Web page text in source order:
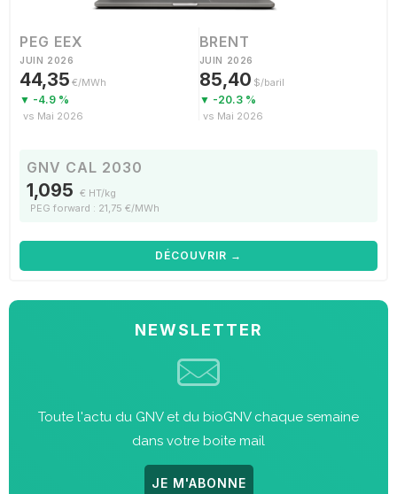
PEG EEX
JUIN 2026
44,35 €/MWh
▼ -4.9 %
vs Mai 2026
BRENT
JUIN 2026
85,40 $/baril
▼ -20.3 %
vs Mai 2026
GNV CAL 2030
1,095 € HT/kg
PEG forward : 21,75 €/MWh
DÉCOUVRIR →
NEWSLETTER
Toute l'actu du GNV et du bioGNV chaque semaine
dans votre boite mail
JE M'ABONNE